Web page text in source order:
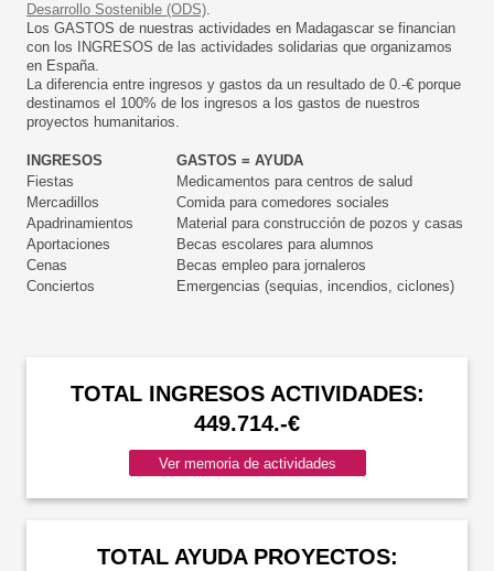
Desarrollo Sostenible (ODS).
Los GASTOS de nuestras actividades en Madagascar se financian
con los INGRESOS de las actividades solidarias que organizamos
en España.
La diferencia entre ingresos y gastos da un resultado de 0.-€ porque
destinamos el 100% de los ingresos a los gastos de nuestros
proyectos humanitarios.
INGRESOS
GASTOS = AYUDA
Fiestas
Medicamentos para centros de salud
Mercadillos
Comida para comedores sociales
Apadrinamientos
Material para construcción de pozos y casas
Aportaciones
Becas escolares para alumnos
Cenas
Becas empleo para jornaleros
Conciertos
Emergencias (sequias, incendios, ciclones)
TOTAL INGRESOS ACTIVIDADES:
449.714.-€
Ver memoria de actividades
TOTAL AYUDA PROYECTOS: